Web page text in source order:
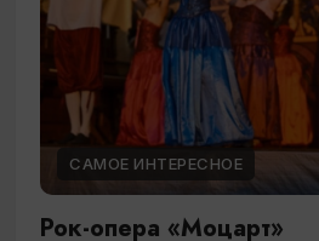
САМОЕ ИНТЕРЕСНОЕ
Рок-опера «Моцарт»